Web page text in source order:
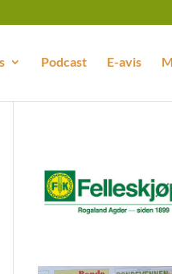
Podcast E-avis